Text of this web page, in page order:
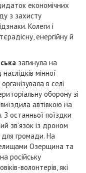
економічних
з захисту
Колеги і
енергійну й
загинула на
мінної
в селі
оборону зі
автівкою на
З останньої поїздки
зв’язок із дроном
для громади. На
Озерщина та
російську
волонтерів, які